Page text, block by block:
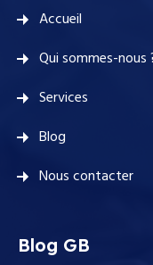
Accueil
Qui sommes-nous
Services
Blog
Nous contacter
Blog GB